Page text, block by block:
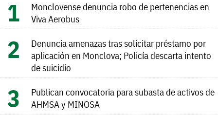
Monclovense denuncia robo de pertenencias en
Viva Aerobus
Denuncia amenazas tras solicitar préstamo por
aplicación en Monclova; Policía descarta intento
de suicidio
Publican convocatoria para subasta de activos de
AHMSA y MINOSA